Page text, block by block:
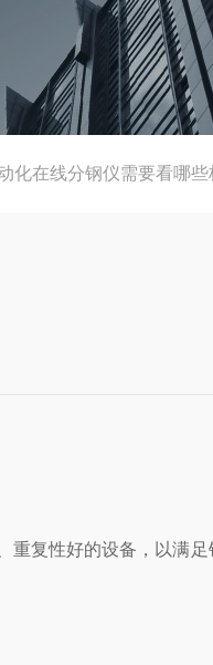
化在线分钢仪需要看哪
复性好的设备，以满足